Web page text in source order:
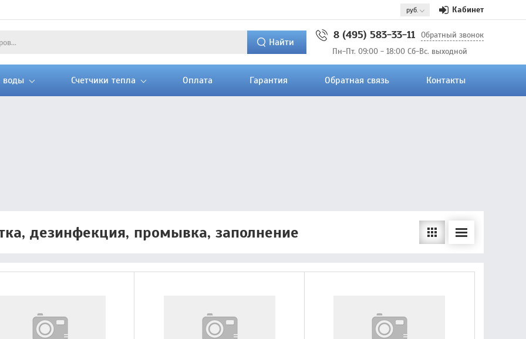
Кабинет
Найти
8 (495) 583-33-11 Обратный звонок
Пн-Пт. 09:00 - 18:00 Сб-Вс. выходной
воды Счетчики тепла Оплата Гарантия Обратная связь Контакты
дезинфекция, промывка, заполнение